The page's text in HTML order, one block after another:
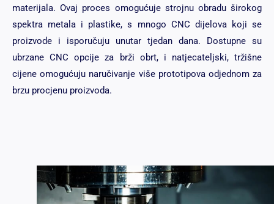
materijala. Ovaj proces omogućuje strojnu obradu širokog
spektra metala i plastike, s mnogo CNC dijelova koji se
proizvode i isporučuju unutar tjedan dana. Dostupne su
ubrzane CNC opcije za brži obrt, i natjecateljski, tržišne
cijene omogućuju naručivanje više prototipova odjednom za
brzu procjenu proizvoda.